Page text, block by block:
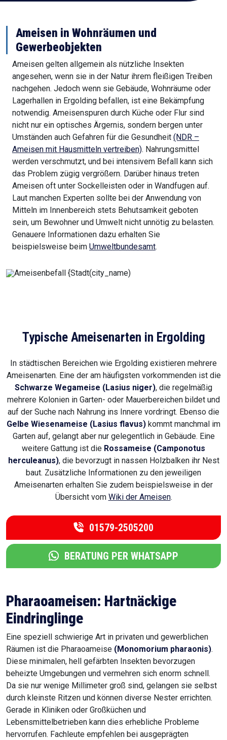
Ameisen in Wohnräumen und
Gewerbeobjekten
Ameisen gelten allgemein als nützliche Insekten
angesehen, wenn sie in der Natur ihrem fleißigen Treiben
nachgehen. Jedoch wenn sie Gebäude, Wohnräume oder
Lagerhallen in Ergolding befallen, ist eine Bekämpfung
notwendig. Ameisenspuren durch Küche oder Flur sind
nicht nur ein optisches Ärgernis, sondern bergen unter
Umständen auch Gefahren für die Gesundheit (NDR –
Ameisen mit Hausmitteln vertreiben). Nahrungsmittel
werden verschmutzt, und bei intensivem Befall kann sich
das Problem zügig vergrößern. Darüber hinaus treten
Ameisen oft unter Sockelleisten oder in Wandfugen auf.
Laut manchen Experten sollte bei der Anwendung von
Mitteln im Innenbereich stets Behutsamkeit geboten
sein, um Bewohner und Umwelt nicht unnötig zu belasten.
Genauere Informationen dazu erhalten Sie
beispielsweise beim Umweltbundesamt.
Typische Ameisenarten in Ergolding
In städtischen Bereichen wie Ergolding existieren mehrere
Ameisenarten. Eine der am häufigsten vorkommenden ist die
Schwarze Wegameise (Lasius niger), die regelmäßig
mehrere Kolonien in Garten- oder Mauerbereichen bildet und
auf der Suche nach Nahrung ins Innere vordringt. Ebenso die
Gelbe Wiesenameise (Lasius flavus) kommt manchmal im
Garten auf, gelangt aber nur gelegentlich in Gebäude. Eine
weitere Gattung ist die Rossameise (Camponotus
herculeanus), die bevorzugt in nassen Holzbalken ihr Nest
baut. Zusätzliche Informationen zu den jeweiligen
Ameisenarten erhalten Sie zudem beispielsweise in der
Übersicht vom Wiki der Ameisen.
01579-2505200
BERATUNG PER WHATSAPP
Pharaoameisen: Hartnäckige
Eindringlinge
Eine speziell schwierige Art in privaten und gewerblichen
Räumen ist die Pharaoameise (Monomorium pharaonis).
Diese minimalen, hell gefärbten Insekten bevorzugen
beheizte Umgebungen und vermehren sich enorm schnell.
Da sie nur wenige Millimeter groß sind, gelangen sie selbst
durch kleinste Ritzen und können diverse Nester errichten.
Gerade in Kliniken oder Großküchen und
Lebensmittelbetrieben kann dies erhebliche Probleme
hervorrufen. Fachleute empfehlen bei ausgeprägten